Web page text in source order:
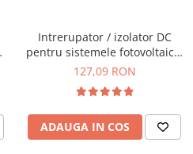
Intrerupator / izolator DC
pentru sistemele fotovoltaice,
32A, TAXNELE TXPV-40
127,09 RON
ADAUGA IN COS